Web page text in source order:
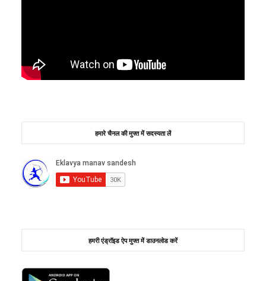
हमारे चैनल की मुफ्त में सदस्यता लें
हमरी एंड्रॉइड ऐप मुफ्त में डाउनलोड करें